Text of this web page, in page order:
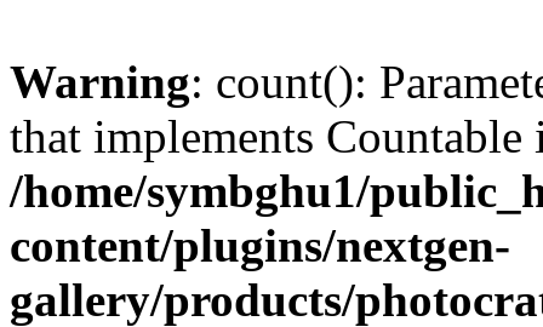
Warning: count():
that implements Countable
/home/symbghu1/
content/plugins/nextgen-
gallery/products/